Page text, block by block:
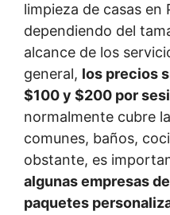
limpieza de casas en
dependiendo del
alcance de los
general, los precios
$100 y $200 por
normalmente cubre
comunes, baños,
obstante, es
algunas empresas
paquetes